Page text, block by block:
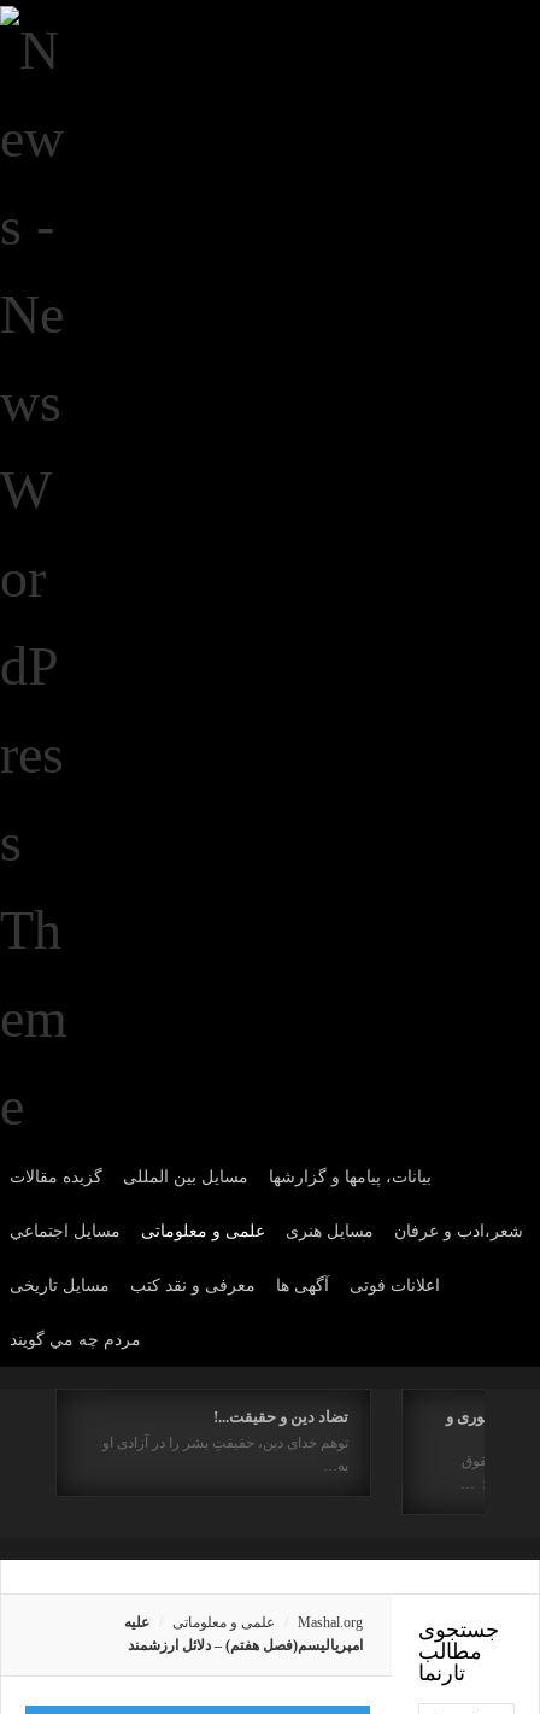
گزیده مقالات مسایل بین المللی بیانات، پیامها و گزارشها
مسايل اجتماعي علمی و معلوماتی مسايل هنری شعر،ادب و عرفان
مسایل تاریخی معرفی و نقد کتب آگهی ها اعلانات فوتی
مردم چه مي گويند
تضاد دین و حقیقت...!
توهم خدای دین، حقیقتِ بشر را در آزادی او
به…
جمهوری و
منظر حقوق
راستای : …
Mashal.org علمی و معلوماتی
علیه
امپریالیسم(فصل هفتم) – دلائل ارزشمند
جستجوی
مطالب
تارنما